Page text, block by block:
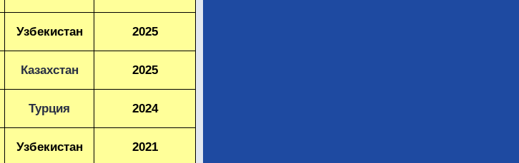
Узбекистан 2025
Казахстан 2025
Турция 2024
Узбекистан 2021